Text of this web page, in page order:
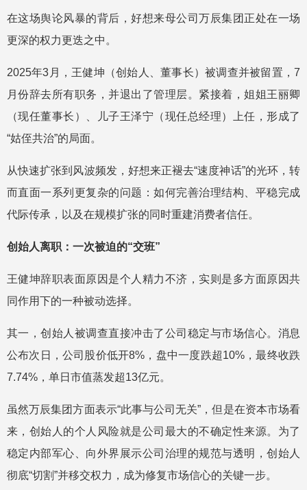
在这场舆论风暴的背后，好想来母公司万辰集团正处在一场
更深的权力更迭之中。
2025年3月，王健坤（创始人、董事长）被调查并被留置，7
月份辞去所有职务，并退出了管理层。紧接着，姐姐王丽卿
（现任董事长）、儿子王泽宁（现任总经理）上任，形成了
“姑侄共治”的局面。
从快速扩张到风波频发，好想来正褪去“速度神话”的光环，转
而直面一系列更复杂的问题：如何完善治理结构、平稳完成
代际传承，以及在规模扩张的同时重建消费者信任。
创始人离职：一次被迫的“交班”
王健坤辞职表面原因是个人精力不济，实则是多方面原因共
同作用下的一种被动选择。
其一，创始人被调查直接冲击了公司稳定与市场信心。消息
公布次日，公司股价低开8%，盘中一度跌超10%，最终收跌
7.74%，单日市值蒸发超13亿元。
虽然万辰集团方面表示“此事与公司无关”，但是在资本市场看
来，创始人的个人风险就是公司最大的不确定性来源。为了
稳定内部军心、向外界展示公司治理的规范与透明，创始人
彻底“切割”并移交权力，成为修复市场信心的关键一步。